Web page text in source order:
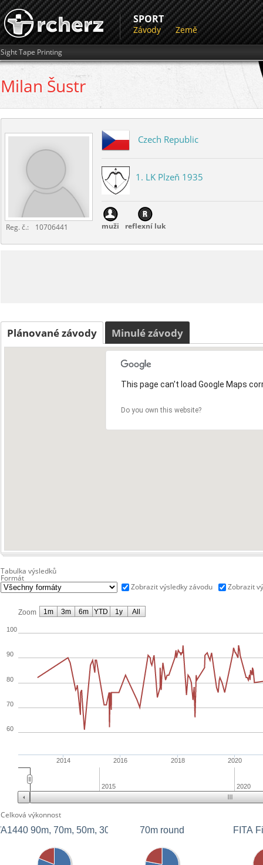
SPORT
Závody Země
Sight Tape Printing
Milan Šustr
Reg. č.: 10706441
Czech Republic
1. LK Plzeň 1935
muži reflexní luk
Plánované závody Minulé závody
This page can't load Google Maps
Do you own this website?
Tabulka výsledků
Formát
Zobrazit výsledky závodu
Zobrazit
Zoom
2014 2016 2018 2020
60
70
80
90
100
2015 2020
1m 3m 6m YTD 1y All
Celková výkonnost
90m, 70m, 50m, 30m
70m round FITA